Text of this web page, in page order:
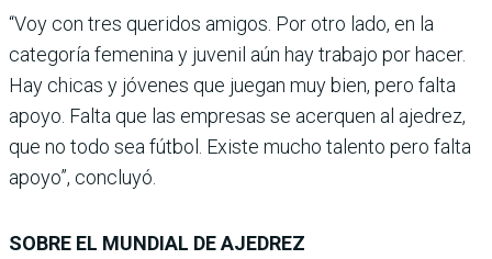
“Voy con tres queridos amigos. Por otro lado, en la
categoría femenina y juvenil aún hay trabajo por hacer.
Hay chicas y jóvenes que juegan muy bien, pero falta
apoyo. Falta que las empresas se acerquen al ajedrez,
que no todo sea fútbol. Existe mucho talento pero falta
apoyo”, concluyó.
SOBRE EL MUNDIAL DE AJEDREZ